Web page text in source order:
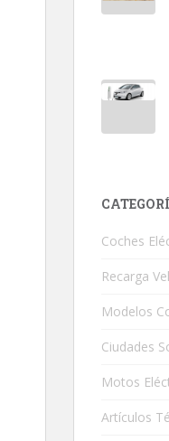
Coches
Recarga
Modelos
Ciudades
Motos
Artículos